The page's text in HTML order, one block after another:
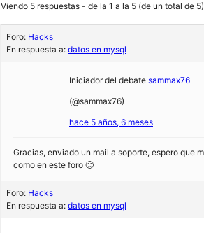
Viendo 5 respuestas - de la 1 a la 5 (de un total de 5)
Foro: Hacks
En respuesta a: datos en mysql
Iniciador del debate sammax76
(@sammax76)
hace 5 años, 6 meses
Gracias, enviado un mail a soporte, espero que
como en este foro 🙂
Foro: Hacks
En respuesta a: datos en mysql